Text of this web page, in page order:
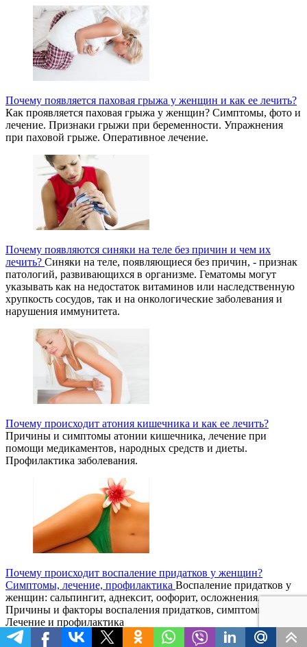
Почему появляется паховая грыжа у женщин и как ее лечить?
Как проявляется паховая грыжа у женщин? Симптомы, фото и
лечение. Признаки грыжи при беременности. Упражнения
при паховой грыже. Оперативное лечение.
Почему появляются синяки на теле без причин и чем их
лечить? Синяки на теле, появляющиеся без причин, - признак
патологий, развивающихся в организме. Гематомы могут
указывать как на недостаток витаминов или наследственную
хрупкость сосудов, так и на онкологические заболевания и
нарушения иммунитета.
Почему происходит атония кишечника и как ее лечить?
Причины и симптомы атонии кишечника, лечение при
помощи медикаментов, народных средств и диеты.
Профилактика заболевания.
Почему происходит воспаление придатков у женщин?
Симптомы, лечение, профилактика Воспаление придатков у
женщин: сальпингит, аднексит, оофорит, осложнения.
Причины и факторы воспаления придатков, симптомы.
Лечение и профилактика